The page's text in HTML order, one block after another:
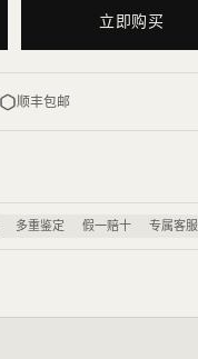
立即购买
顺丰包邮
多重鉴定 假一赔十 专属客服